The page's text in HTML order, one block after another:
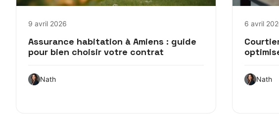
9 avril 2026
Assurance habitation à Amiens : guide
pour bien choisir votre contrat
Nath
6 avril
Nath